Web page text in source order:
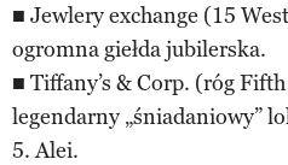
■ Jewlery exchange (15
ogromna giełda jubilerska.
■ Tiffany’s & Corp. (róg
legendarny „śniadaniowy”
5. Alei.